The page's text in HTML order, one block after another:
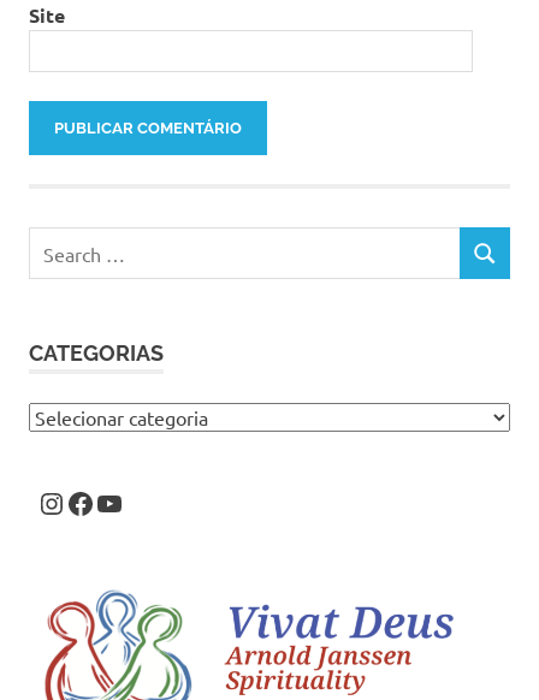
Site
for:
SEARCH
CATEGORIAS
Categorias
Instagram
Facebook
Youtube